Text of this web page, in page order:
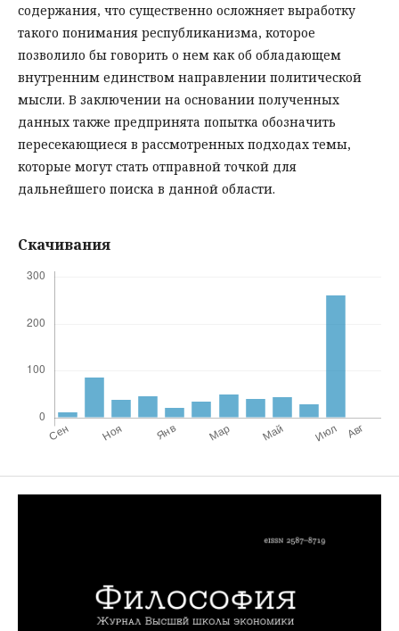
содержания, что существенно осложняет выработку
такого понимания республиканизма, которое
позволило бы говорить о нем как об обладающем
внутренним единством направлении политической
мысли. В заключении на основании полученных
данных также предпринята попытка обозначить
пересекающиеся в рассмотренных подходах темы,
которые могут стать отправной точкой для
дальнейшего поиска в данной области.
Скачивания